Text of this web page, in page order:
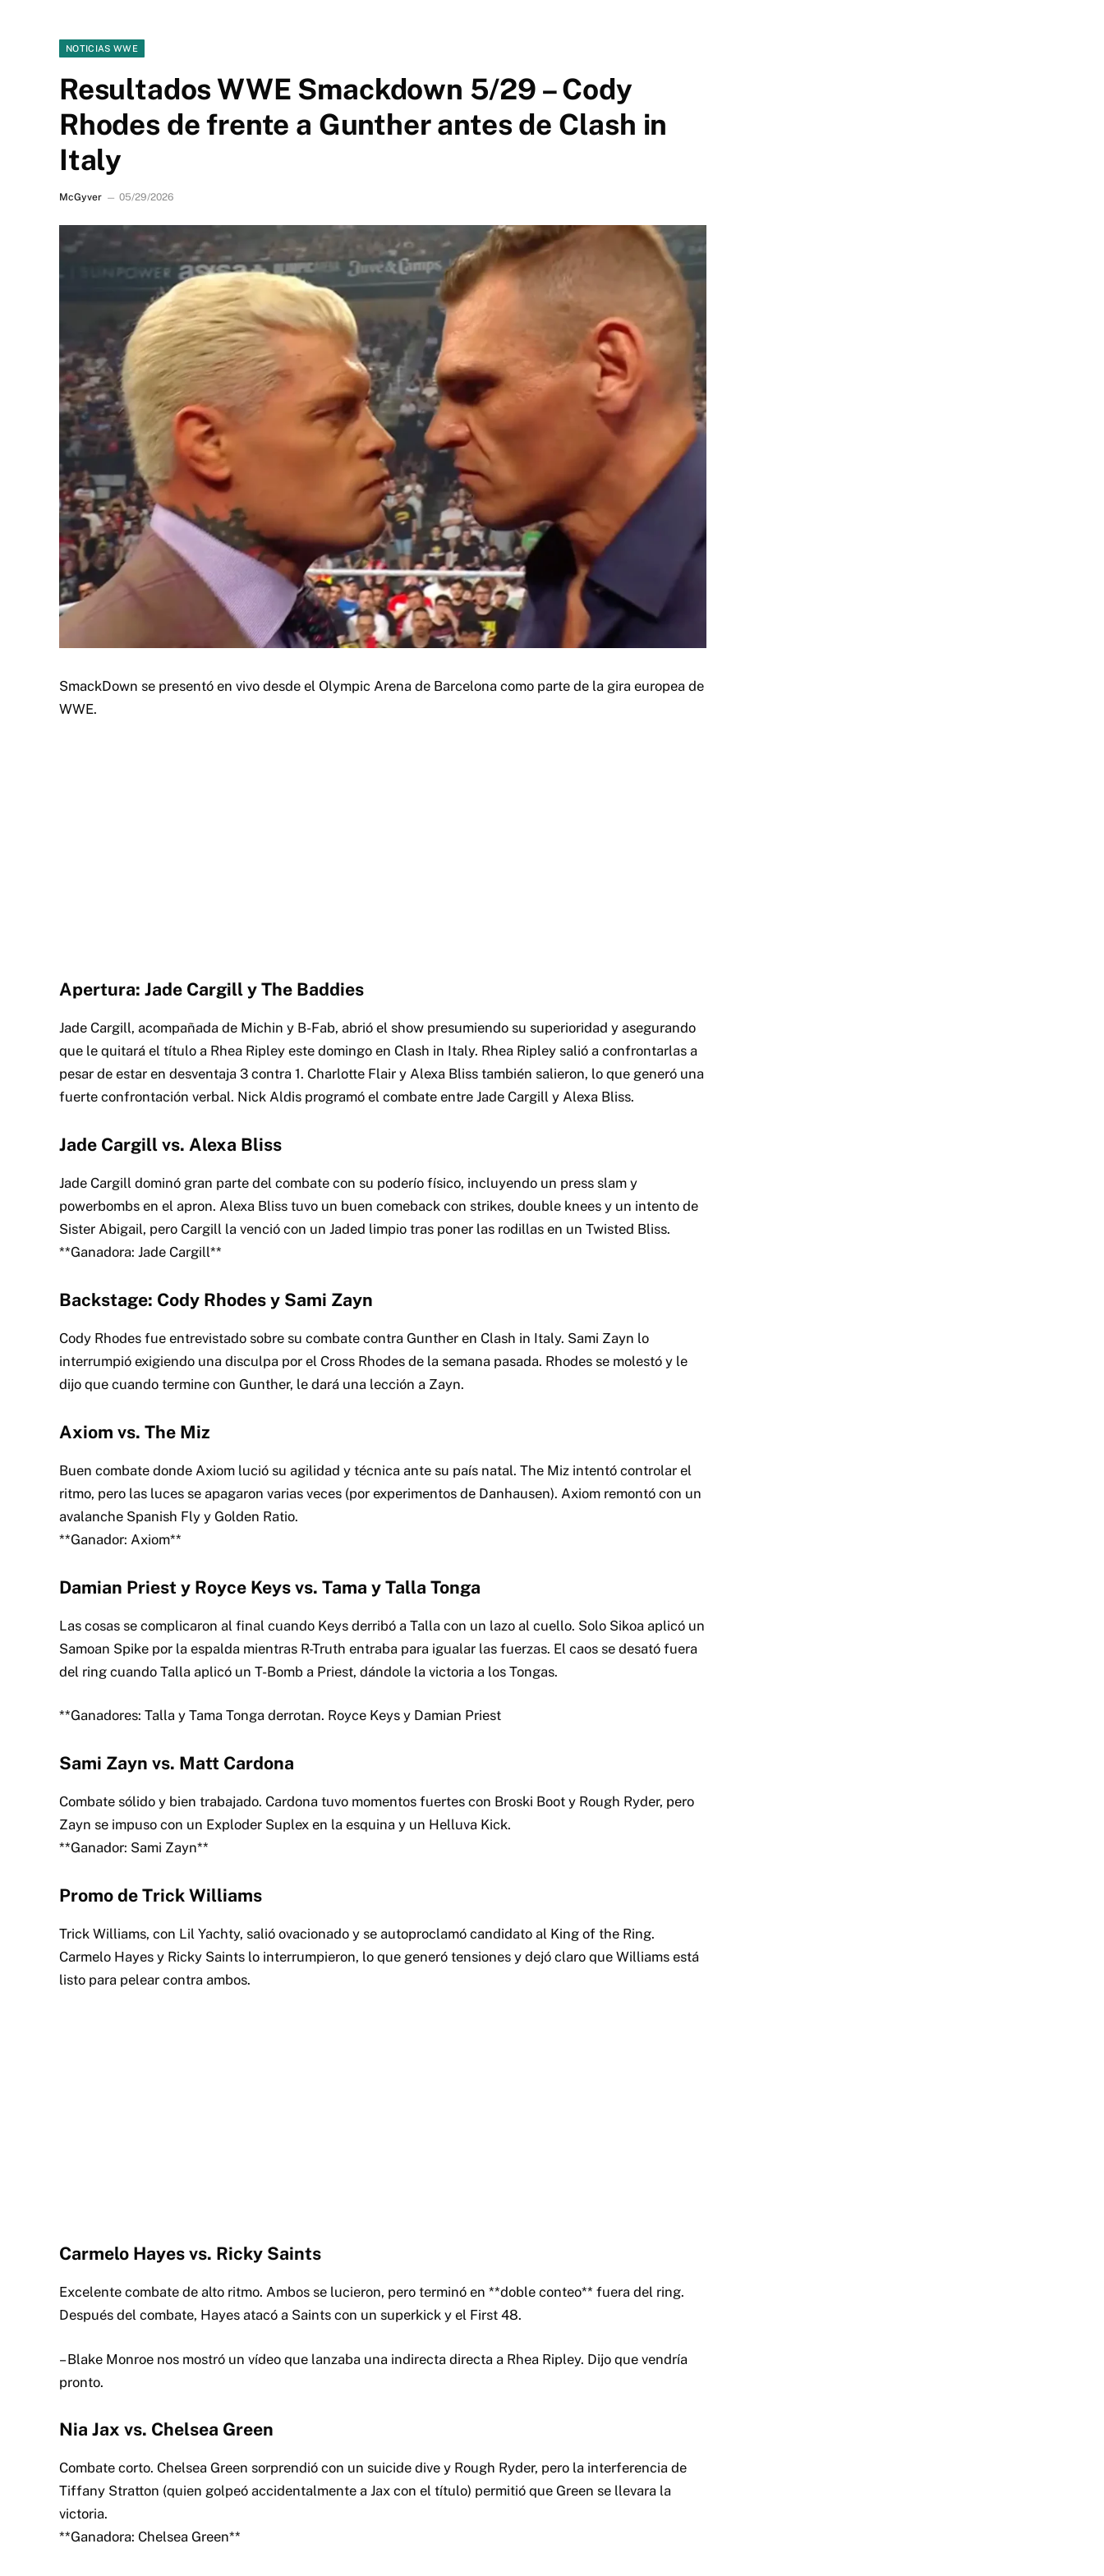
NOTICIAS WWE
Resultados WWE Smackdown 5/29 – Cody
Rhodes de frente a Gunther antes de Clash in
Italy
McGyver 05/29/2026
SmackDown se presentó en vivo desde el Olympic Arena de Barcelona como parte de la gira europea de
WWE.
Apertura: Jade Cargill y The Baddies
Jade Cargill, acompañada de Michin y B-Fab, abrió el show presumiendo su superioridad y asegurando
que le quitará el título a Rhea Ripley este domingo en Clash in Italy. Rhea Ripley salió a confrontarlas a
pesar de estar en desventaja 3 contra 1. Charlotte Flair y Alexa Bliss también salieron, lo que generó una
fuerte confrontación verbal. Nick Aldis programó el combate entre Jade Cargill y Alexa Bliss.
Jade Cargill vs. Alexa Bliss
Jade Cargill dominó gran parte del combate con su poderío físico, incluyendo un press slam y
powerbombs en el apron. Alexa Bliss tuvo un buen comeback con strikes, double knees y un intento de
Sister Abigail, pero Cargill la venció con un Jaded limpio tras poner las rodillas en un Twisted Bliss.
**Ganadora: Jade Cargill**
Backstage: Cody Rhodes y Sami Zayn
Cody Rhodes fue entrevistado sobre su combate contra Gunther en Clash in Italy. Sami Zayn lo
interrumpió exigiendo una disculpa por el Cross Rhodes de la semana pasada. Rhodes se molestó y le
dijo que cuando termine con Gunther, le dará una lección a Zayn.
Axiom vs. The Miz
Buen combate donde Axiom lució su agilidad y técnica ante su país natal. The Miz intentó controlar el
ritmo, pero las luces se apagaron varias veces (por experimentos de Danhausen). Axiom remontó con un
avalanche Spanish Fly y Golden Ratio.
**Ganador: Axiom**
Damian Priest y Royce Keys vs. Tama y Talla Tonga
Las cosas se complicaron al final cuando Keys derribó a Talla con un lazo al cuello. Solo Sikoa aplicó un
Samoan Spike por la espalda mientras R-Truth entraba para igualar las fuerzas. El caos se desató fuera
del ring cuando Talla aplicó un T-Bomb a Priest, dándole la victoria a los Tongas.
**Ganadores: Talla y Tama Tonga derrotan. Royce Keys y Damian Priest
Sami Zayn vs. Matt Cardona
Combate sólido y bien trabajado. Cardona tuvo momentos fuertes con Broski Boot y Rough Ryder, pero
Zayn se impuso con un Exploder Suplex en la esquina y un Helluva Kick.
**Ganador: Sami Zayn**
Promo de Trick Williams
Trick Williams, con Lil Yachty, salió ovacionado y se autoproclamó candidato al King of the Ring.
Carmelo Hayes y Ricky Saints lo interrumpieron, lo que generó tensiones y dejó claro que Williams está
listo para pelear contra ambos.
Carmelo Hayes vs. Ricky Saints
Excelente combate de alto ritmo. Ambos se lucieron, pero terminó en **doble conteo** fuera del ring.
Después del combate, Hayes atacó a Saints con un superkick y el First 48.
– Blake Monroe nos mostró un vídeo que lanzaba una indirecta directa a Rhea Ripley. Dijo que vendría
pronto.
Nia Jax vs. Chelsea Green
Combate corto. Chelsea Green sorprendió con un suicide dive y Rough Ryder, pero la interferencia de
Tiffany Stratton (quien golpeó accidentalmente a Jax con el título) permitió que Green se llevara la
victoria.
**Ganadora: Chelsea Green**